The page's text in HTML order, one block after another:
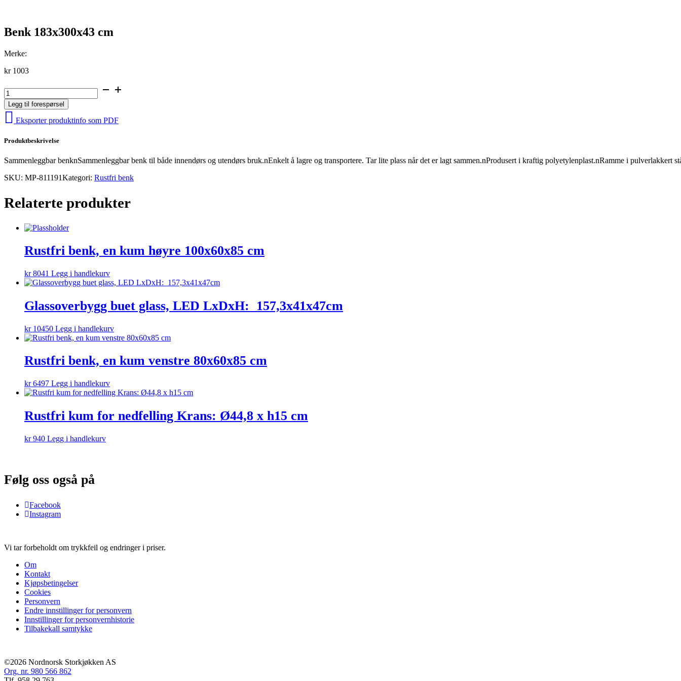
Benk 183x300x43 cm
Merke:
kr1003
Benk
183x300x43
cm
antall
Legg til forespørsel
Eksporter produktinfo som PDF
Produktbeskrivelse
Sammenleggbar benknSammenleggbar benk til både innendørs og utendørs bruk.nEnkelt å lagre og transportere. Tar lite plass når det er lagt sammen.nProdusert i kraftig polyetylenplast.nRamme i pulverlakkert
SKU: MP-811191Kategori: Rustfri benk
Relaterte produkter
Rustfri benk, en kum høyre 100x60x85 cm
kr8041 Legg i handlekurv
Glassoverbygg buet glass, LED LxDxH: 157,3x41x47cm
kr10450 Legg i handlekurv
Rustfri benk, en kum venstre 80x60x85 cm
kr6497 Legg i handlekurv
Rustfri kum for nedfelling Krans: Ø44,8 x h15 cm
kr940 Legg i handlekurv
Følg oss også på
Facebook
Instagram
Vi tar forbeholdt om trykkfeil og endringer i priser.
Om
Kontakt
Kjøpsbetingelser
Cookies
Personvern
Endre innstillinger for personvern
Innstillinger for personvernhistorie
Tilbakekall samtykke
©2026 Nordnorsk Storkjøkken AS
Org. nr. 980 566 862